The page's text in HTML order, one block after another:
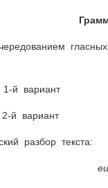
й вариант
й вариант
разбор текста: